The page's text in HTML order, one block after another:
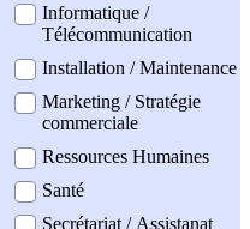
Informatique /
Télécommunication
Installation / Maintenance
Marketing / Stratégie
commerciale
Ressources Humaines
Santé
Secrétariat / Assistanat